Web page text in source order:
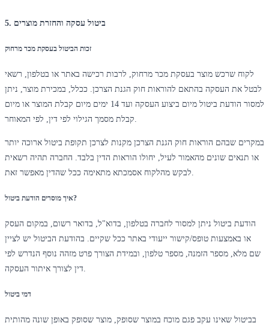
5. ביטול עסקה והחזרת מוצרים
זכות הביטול בעסקת מכר מרחוק
לקוח שרכש מוצר בעסקת מכר מרחוק, לרבות רכישה באתר או בטלפון, רשאי
לבטל את העסקה בהתאם להוראות חוק הגנת הצרכן. ככלל, במכירת מוצר, ניתן
למסור הודעת ביטול מיום ביצוע העסקה ועד 14 ימים מיום קבלת המוצר או מיום
במקרים שבהם הוראות חוק הגנת הצרכן מקנות לצרכן תקופת ביטול ארוכה יותר
או תנאים שונים מהאמור לעיל, יחולו הוראות הדין בלבד. החברה תהיה רשאית
לבקש מהלקוח אסמכתא מתאימה ככל שהדין מאפשר זאת.
איך מוסרים הודעת ביטול?
הודעת ביטול ניתן למסור לחברה בטלפון, בדוא"ל, בדואר רשום, במקום העסק
או באמצעות טופס/קישור ייעודי באתר ככל שקיים. בהודעת הביטול יש לציין
שם מלא, מספר הזמנה, מספר טלפון, ובמידת הצורך פרט מזהה נוסף הנדרש לפי
דמי ביטול
בביטול שאינו עקב פגם מוכח במוצר שסופק, מוצר שסופק באופן שונה מהותית